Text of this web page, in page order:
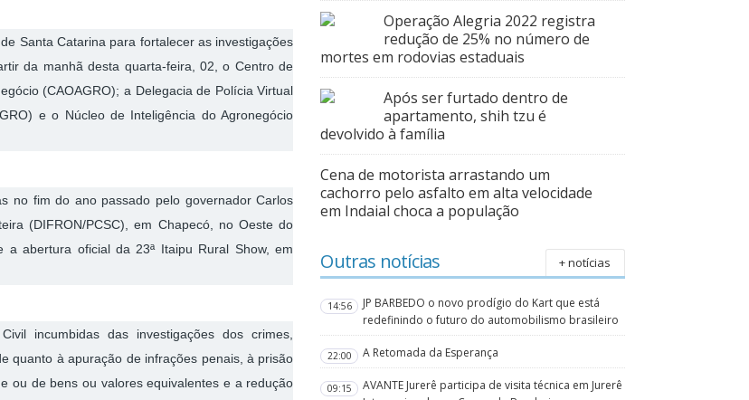
Santa Catarina para fortalecer as investigações
da manhã desta quarta-feira, 02, o Centro de
(CAOAGRO); a Delegacia de Polícia Virtual
e o Núcleo de Inteligência do Agronegócio
no fim do ano passado pelo governador Carlos
(DIFRON/PCSC), em Chapecó, no Oeste do
a abertura oficial da 23ª Itaipu Rural Show, em
incumbidas das investigações dos crimes,
quanto à apuração de infrações penais, à prisão
ou de bens ou valores equivalentes e a redução
Operação Alegria 2022 registra
redução de 25% no número de
mortes em rodovias estaduais
Após ser furtado dentro de
apartamento, shih tzu é
devolvido à família
Cena de motorista arrastando um
cachorro pelo asfalto em alta velocidade
em Indaial choca a população
Outras notícias + notícias
14:56
JP BARBEDO o novo prodígio do Kart que está
redefinindo o futuro do automobilismo brasileiro
22:00 A Retomada da Esperança
09:15
AVANTE Jurerê participa de visita técnica em Jurerê